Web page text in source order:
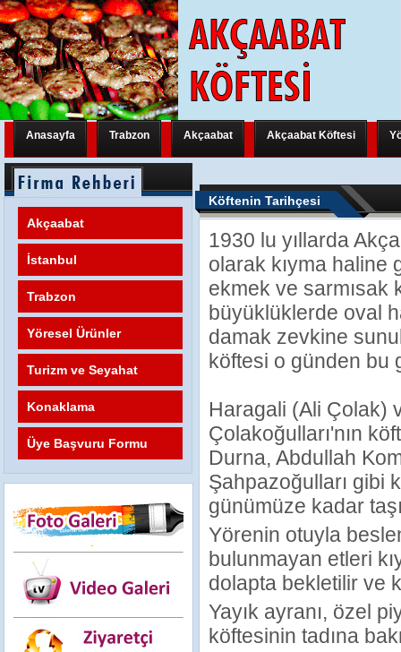
Anasayfa Trabzon Akçaabat Akçaabat Köftesi
Trabzon Yeni Bir Uluslararası Organizasyona Hazırlanıyor
Trabzon Yeni Bir Uluslararası Organizasyona Hazırlanıyor Trabzon
Trabzon Yeni Bir Uluslararası Organizasyona Hazırlanıyor FATİH
Akçaabat
İstanbul
Trabzon
Yöresel Ürünler
Turizm ve Seyahat
Konaklama
Üye Başvuru Formu
Köftenin Tarihçesi
1930 lu yıllarda
olarak kıyma haline
ekmek ve sarmısak
büyüklüklerde oval
damak zevkine
köftesi o günden bu
Haragali (Ali Çolak)
Çolakoğulları'nın
Durna, Abdullah
Şahpazoğulları gibi
günümüze kadar
Yörenin otuyla
bulunmayan etleri
dolapta bekletilir ve
Yayık ayranı, özel
köftesinin tadına